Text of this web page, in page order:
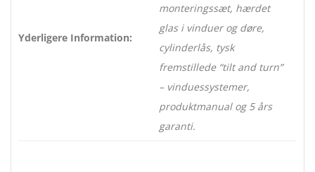
Yderligere Information:
monteringssæt, hærdet
glas i vinduer og døre,
cylinderlås, tysk
fremstillede “tilt and turn”
– vinduessystemer,
produktmanual og 5 års
garanti.